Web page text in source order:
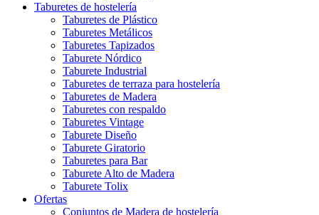
Taburetes de hostelería
Taburetes de Plástico
Taburetes Metálicos
Taburetes Tapizados
Taburete Nórdico
Taburete Industrial
Taburetes de terraza para hostelería
Taburetes de Madera
Taburetes con respaldo
Taburetes Vintage
Taburete Diseño
Taburete Giratorio
Taburetes para Bar
Taburete Alto de Madera
Taburete Tolix
Ofertas
Conjuntos de Madera de hostelería